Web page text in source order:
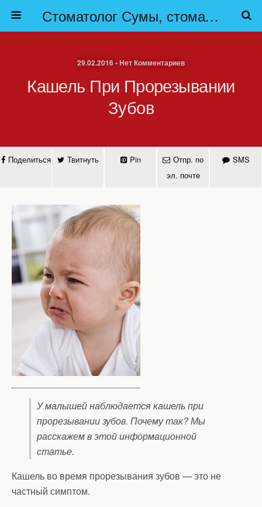
Стоматолог Сумы, стоматологические клиники Сумы, детская стоматология в Сумах. | Частная стоматология Сумы
29.02.2016 • Нет Комментариев
Кашель При Прорезывании
Зубов
Поделиться Твитнуть Pin
Отпр. по
эл. почте
SMS
У малышей наблюдается кашель при
прорезывании зубов. Почему так? Мы
расскажем в этой информационной
статье.
Кашель во время прорезывания зубов — это не
частный симптом.